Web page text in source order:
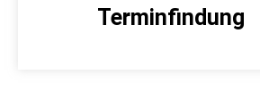
Terminfindung